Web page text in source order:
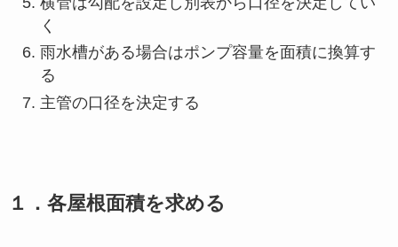
く
雨水槽がある場合はポンプ容量を面積に換算す
る
主管の口径を決定する
１．各屋根面積を求める